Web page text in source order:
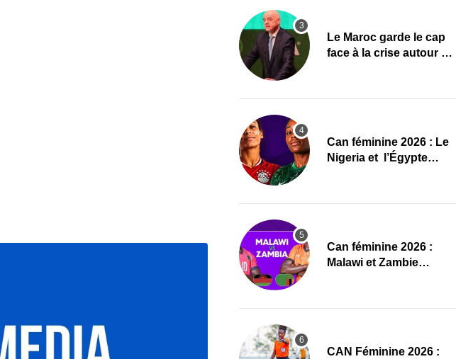
Le Maroc garde le cap
face à la crise autour de
‎Can féminine 2026 : Le
Nigeria et l’Égypte
‎Can féminine 2026 :
Malawi et Zambie
‎CAN Féminine 2026 :